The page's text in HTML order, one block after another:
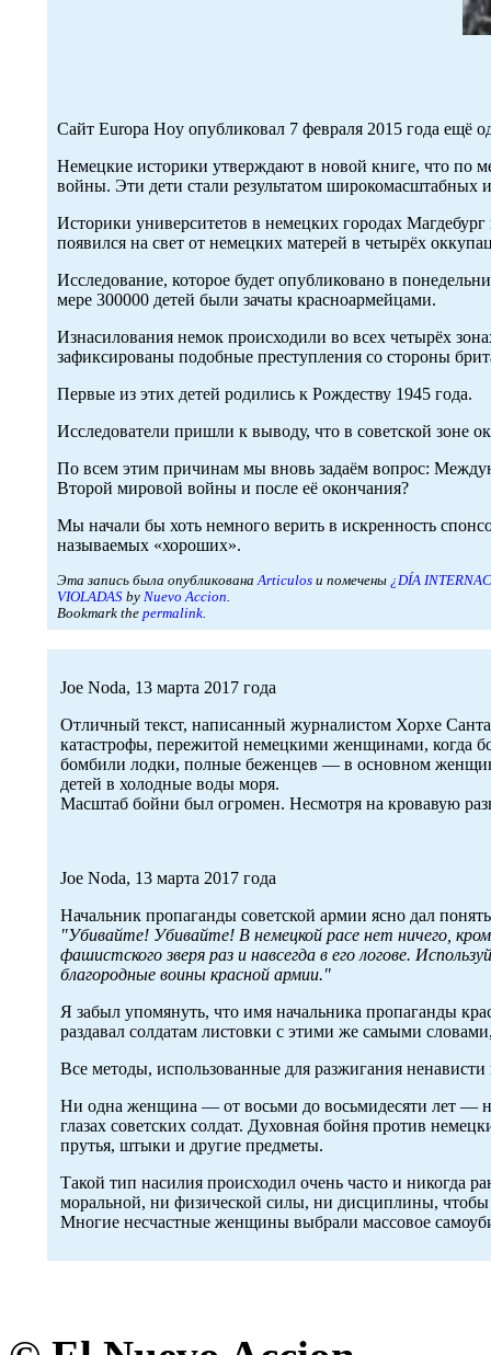
Сайт Europa Hoy опубликовал 7 февраля 2015 года ещё
Немецкие историки утверждают в новой книге, что по
войны. Эти дети стали результатом широкомасштабных
Историки университетов в немецких городах
появился на свет от немецких матерей в четырёх
Исследование, которое будет опубликовано в
мере 300000 детей были зачаты красноармейцами.
Изнасилования немок происходили во всех четырёх
зафиксированы подобные преступления со стороны
Первые из этих детей родились к Рождеству 1945 года.
Исследователи пришли к выводу, что в советской
По всем этим причинам мы вновь задаём вопрос:
Второй мировой войны и после её окончания?
Мы начали бы хоть немного верить в искренность
называемых «хороших».
Эта запись была опубликована Articulos и помечены ¿DÍA
VIOLADAS by Nuevo Accion.
Bookmark the permalink.
Joe Noda, 13 марта 2017 года
Отличный текст, написанный журналистом Хорхе
катастрофы, пережитой немецкими женщинами, когда
бомбили лодки, полные беженцев — в основном женщин
детей в холодные воды моря.
Масштаб бойни был огромен. Несмотря на кровавую
Joe Noda, 13 марта 2017 года
Начальник пропаганды советской армии ясно дал
"Убивайте! Убивайте! В немецкой расе нет ничего,
фашистского зверя раз и навсегда в его логове.
благородные воины красной армии."
Я забыл упомянуть, что имя начальника пропаганды
раздавал солдатам листовки с этими же самыми
Все методы, использованные для разжигания
Ни одна женщина — от восьми до восьмидесяти лет —
глазах советских солдат. Духовная бойня против
прутья, штыки и другие предметы.
Такой тип насилия происходил очень часто и никогда
моральной, ни физической силы, ни дисциплины, чтобы
Многие несчастные женщины выбрали массовое